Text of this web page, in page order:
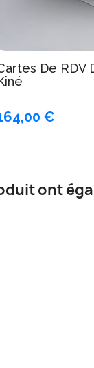
De RDV
€
ont